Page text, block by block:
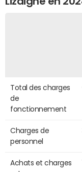
Total des charges
de
fonctionnement
Charges de
personnel
Achats et charges